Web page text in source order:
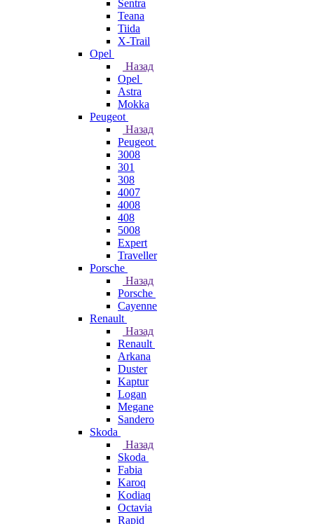
Sentra
Teana
Tiida
X-Trail
Opel
Назад
Opel
Astra
Mokka
Peugeot
Назад
Peugeot
3008
301
308
4007
4008
408
5008
Expert
Traveller
Porsche
Назад
Porsche
Cayenne
Renault
Назад
Renault
Arkana
Duster
Kaptur
Logan
Megane
Sandero
Skoda
Назад
Skoda
Fabia
Karoq
Kodiaq
Octavia
Rapid